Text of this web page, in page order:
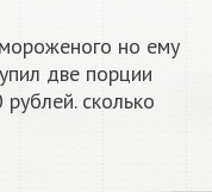
но ему
две порции
сколько